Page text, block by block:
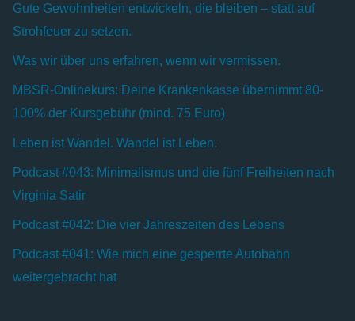
Gute Gewohnheiten entwickeln, die bleiben – statt auf
Strohfeuer zu setzen.
Was wir über uns erfahren, wenn wir vermissen.
MBSR-Onlinekurs: Deine Krankenkasse übernimmt 80-
100% der Kursgebühr (mind. 75 Euro)
Leben ist Wandel. Wandel ist Leben.
Podcast #043: Minimalismus und die fünf Freiheiten nach
Virginia Satir
Podcast #042: Die vier Jahreszeiten des Lebens
Podcast #041: Wie mich eine gesperrte Autobahn
weitergebracht hat